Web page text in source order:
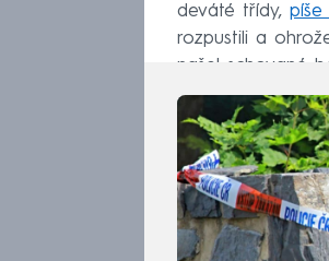
deváté třídy, píše
rozpustili a
našel schované